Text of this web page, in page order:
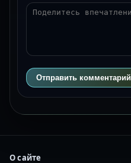
Отправить комментарий
О сайте